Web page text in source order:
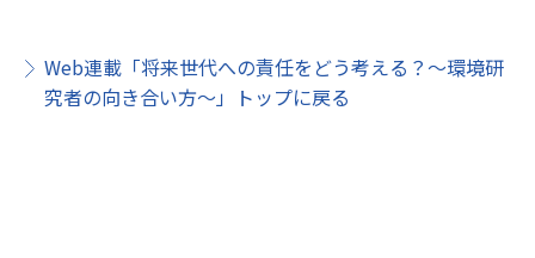
Web連載「将来世代への責任をどう考える？～環境研
究者の向き合い方～」トップに戻る